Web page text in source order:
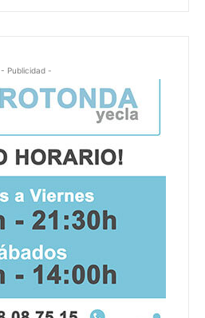
- Publicidad -